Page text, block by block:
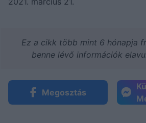
Ez a cikk több mint 6 hónapja
benne lévő információk
Megosztás